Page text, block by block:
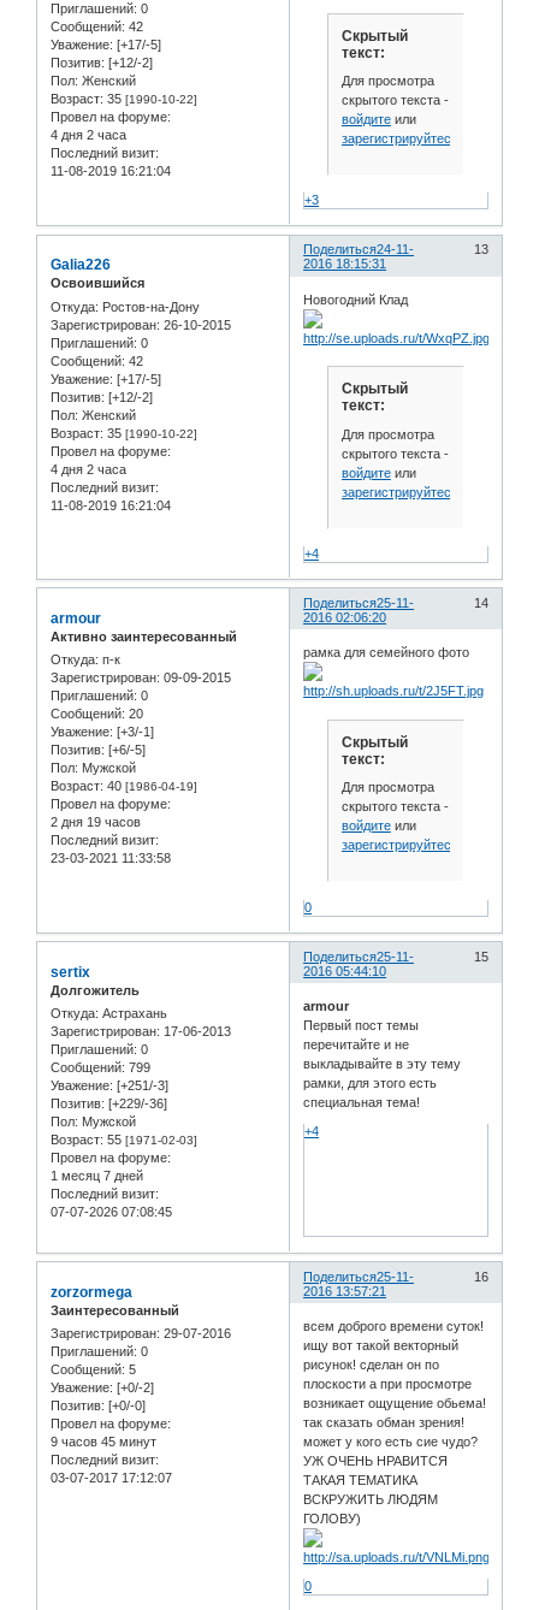
Приглашений: 0
Сообщений: 42
Уважение: [+17/-5]
Позитив: [+12/-2]
Пол: Женский
Возраст: 35 [1990-10-22]
Провел на форуме:
4 дня 2 часа
Последний визит:
11-08-2019 16:21:04
Скрытый
текст:
Для просмотра
скрытого текста -
войдитеили
зарегистрируйтесь
+3
Поделиться 13
24-11-
2016 18:15:31
Galia226
Освоившийся
Откуда: Ростов-на-Дону
Зарегистрирован: 26-10-2015
Приглашений: 0
Сообщений: 42
Уважение: [+17/-5]
Позитив: [+12/-2]
Пол: Женский
Возраст: 35 [1990-10-22]
Провел на форуме:
4 дня 2 часа
Последний визит:
11-08-2019 16:21:04
Новогодний Клад
Скрытый
текст:
Для просмотра
скрытого текста -
войдитеили
зарегистрируйтесь
+4
Поделиться 14
25-11-
2016 02:06:20
armour
Активно заинтересованный
Откуда: п-к
Зарегистрирован: 09-09-2015
Приглашений: 0
Сообщений: 20
Уважение: [+3/-1]
Позитив: [+6/-5]
Пол: Мужской
Возраст: 40 [1986-04-19]
Провел на форуме:
2 дня 19 часов
Последний визит:
23-03-2021 11:33:58
рамка для семейного фото
Скрытый
текст:
Для просмотра
скрытого текста -
войдитеили
зарегистрируйтесь
0
Поделиться 15
25-11-
2016 05:44:10
sertix
Долгожитель
Откуда: Астрахань
Зарегистрирован: 17-06-2013
Приглашений: 0
Сообщений: 799
Уважение: [+251/-3]
Позитив: [+229/-36]
Пол: Мужской
Возраст: 55 [1971-02-03]
Провел на форуме:
1 месяц 7 дней
Последний визит:
07-07-2026 07:08:45
armour
Первый пост темы
перечитайте и не
выкладывайте в эту тему
рамки, для этого есть
специальная тема!
+4
Поделиться 16
25-11-
2016 13:57:21
zorzormega
Заинтересованный
Зарегистрирован: 29-07-2016
Приглашений: 0
Сообщений: 5
Уважение: [+0/-2]
Позитив: [+0/-0]
Провел на форуме:
9 часов 45 минут
Последний визит:
03-07-2017 17:12:07
всем доброго времени суток!
ищу вот такой векторный
рисунок! сделан он по
плоскости а при просмотре
возникает ощущение обьема!
так сказать обман зрения!
может у кого есть сие чудо?
УЖ ОЧЕНЬ НРАВИТСЯ
ТАКАЯ ТЕМАТИКА
ВСКРУЖИТЬ ЛЮДЯМ
ГОЛОВУ)
0